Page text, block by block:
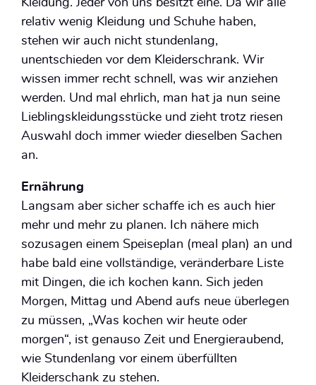
relativ wenig Kleidung und Schuhe haben,
stehen wir auch nicht stundenlang,
unentschieden vor dem Kleiderschrank. Wir
wissen immer recht schnell, was wir anziehen
werden. Und mal ehrlich, man hat ja nun seine
Lieblingskleidungsstücke und zieht trotz riesen
Auswahl doch immer wieder dieselben Sachen
an.
Ernährung
Langsam aber sicher schaffe ich es auch hier
mehr und mehr zu planen. Ich nähere mich
sozusagen einem Speiseplan (meal plan) an und
habe bald eine vollständige, veränderbare Liste
mit Dingen, die ich kochen kann. Sich jeden
Morgen, Mittag und Abend aufs neue überlegen
zu müssen, „Was kochen wir heute oder
morgen“, ist genauso Zeit und Energieraubend,
wie Stundenlang vor einem überfüllten
Kleiderschank zu stehen.